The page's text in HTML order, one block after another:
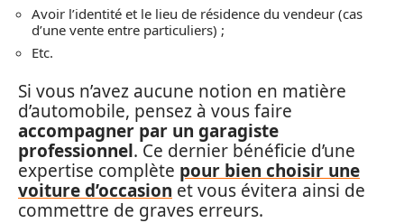
Avoir l’identité et le lieu de résidence du vendeur (cas
d’une vente entre particuliers) ;
Etc.
Si vous n’avez aucune notion en matière
d’automobile, pensez à vous faire
accompagner par un garagiste
professionnel. Ce dernier bénéficie d’une
expertise complète pour bien choisir une
voiture d’occasion et vous évitera ainsi de
commettre de graves erreurs.